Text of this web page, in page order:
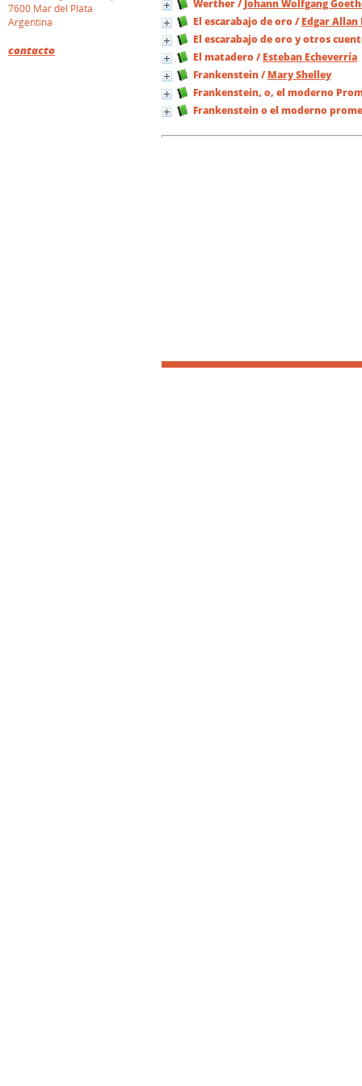
Werther/ Johann Wolfgang
El escarabajo de oro / Edgar Allan
El escarabajo de oro y otros
El matadero / Esteban Echeverría
Frankenstein/ Mary Shelley
Frankenstein, o, el moderno
Frankenstein o el moderno
7600 Mar del Plata
Argentina
contacto